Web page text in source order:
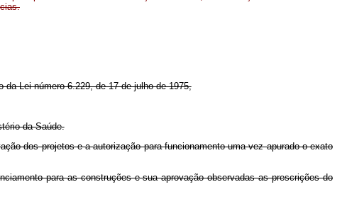
Lei número 6.229, de 17 de julho de 1975,
da Saúde.
dos projetos e a autorização para funcionamento uma vez apurado o exato
para as construções e sua aprovação observadas as prescrições do